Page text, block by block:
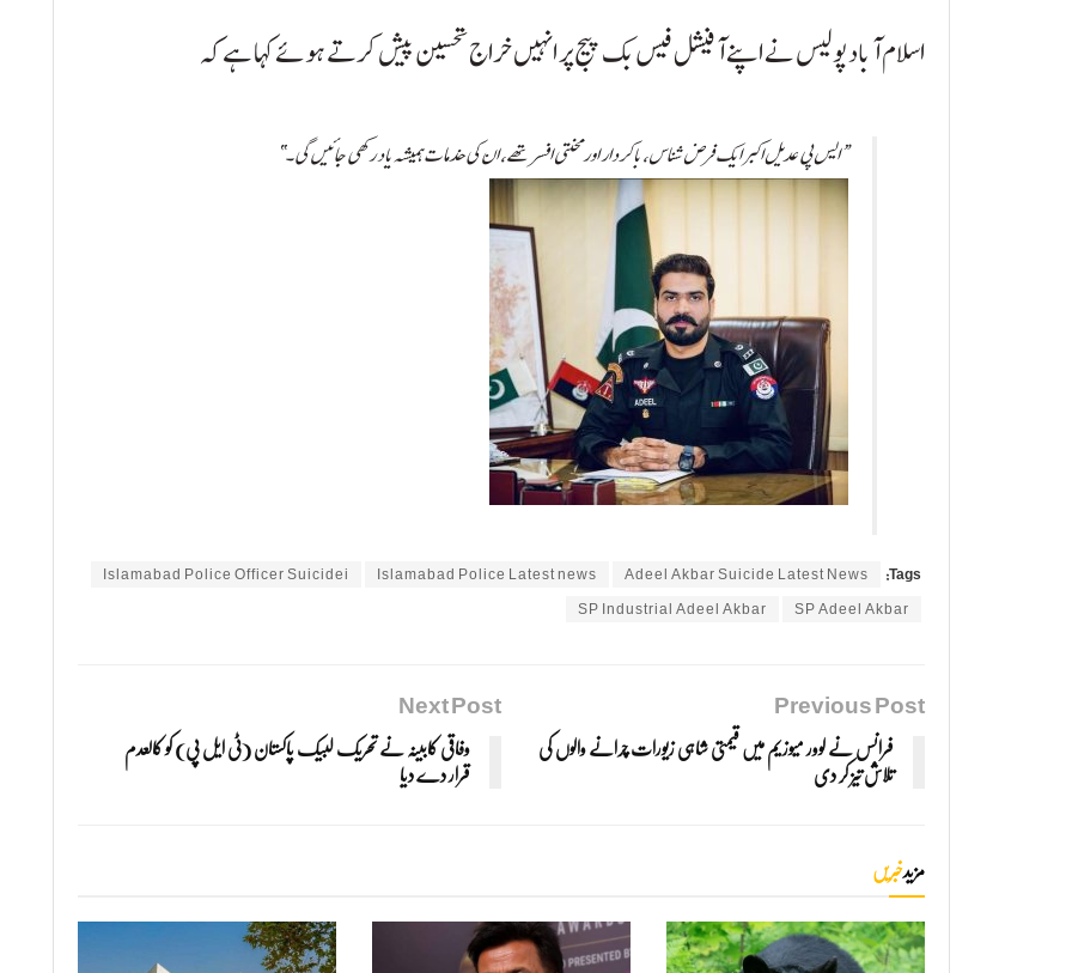
اسلام آباد پولیس نے اپنے آفیشل فیس بک پیج پر انہیں خراجِ تحسین پیش کرتے ہوئے کہا ہے کہ
“ایس پی عدیل اکبر ایک فرض شناس، باکردار اور محنتی افسر تھے، ان کی خدمات ہمیشہ یاد رکھی جائیں گی۔”
Tags:
Adeel Akbar Suicide Latest News
Islamabad Police Latest news
Islamabad Police Officer Suicidei
SP Adeel Akbar
SP Industrial Adeel Akbar
Previous Post
فرانس نے لوور میوزیم میں قیمتی شاہی زیورات چرانے والوں کی
تلاش تیز کر دی
Next Post
وفاقی کابینہ نے تحریک لبیک پاکستان (ٹی ایل پی) کو کالعدم
قرار دے دیا
مزیدخبریں